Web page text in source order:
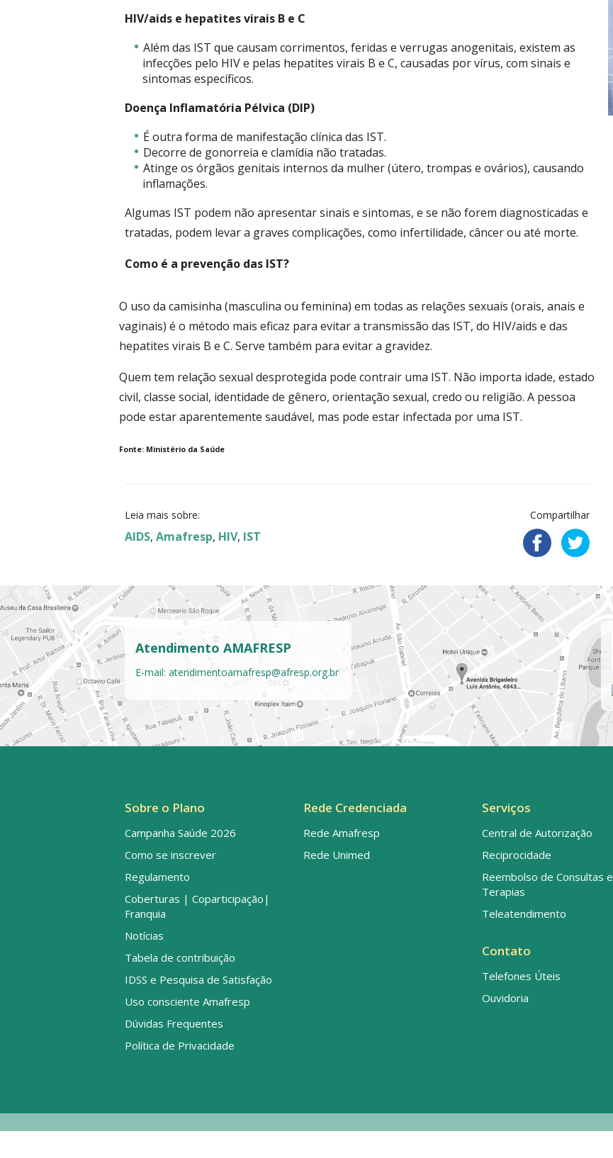
HIV/aids e hepatites virais B e C
Além das IST que causam corrimentos, feridas e verrugas anogenitais, existem as
infecções pelo HIV e pelas hepatites virais B e C, causadas por vírus, com sinais e
sintomas específicos.
Doença Inflamatória Pélvica (DIP)
É outra forma de manifestação clínica das IST.
Decorre de gonorreia e clamídia não tratadas.
Atinge os órgãos genitais internos da mulher (útero, trompas e ovários), causando
inflamações.
Algumas IST podem não apresentar sinais e sintomas, e se não forem diagnosticadas e
tratadas, podem levar a graves complicações, como infertilidade, câncer ou até morte.
Como é a prevenção das IST?
O uso da camisinha (masculina ou feminina) em todas as relações sexuais (orais, anais e
vaginais) é o método mais eficaz para evitar a transmissão das IST, do HIV/aids e das
hepatites virais B e C. Serve também para evitar a gravidez.
Quem tem relação sexual desprotegida pode contrair uma IST. Não importa idade, estado
civil, classe social, identidade de gênero, orientação sexual, credo ou religião. A pessoa
pode estar aparentemente saudável, mas pode estar infectada por uma IST.
Fonte: Ministério da Saúde
Leia mais sobre:
AIDS, Amafresp, HIV, IST
Compartilhar
Atendimento AMAFRESP
E-mail: atendimentoamafresp@afresp.org.br
Sobre o Plano
Campanha Saúde 2026
Como se inscrever
Regulamento
Coberturas | Coparticipação|
Franquia
Notícias
Tabela de contribuição
IDSS e Pesquisa de Satisfação
Uso consciente Amafresp
Dúvidas Frequentes
Política de Privacidade
Rede Credenciada
Rede Amafresp
Rede Unimed
Serviços
Central de Autorização
Reciprocidade
Reembolso de Consultas e
Terapias
Teleatendimento
Contato
Telefones Úteis
Ouvidoria